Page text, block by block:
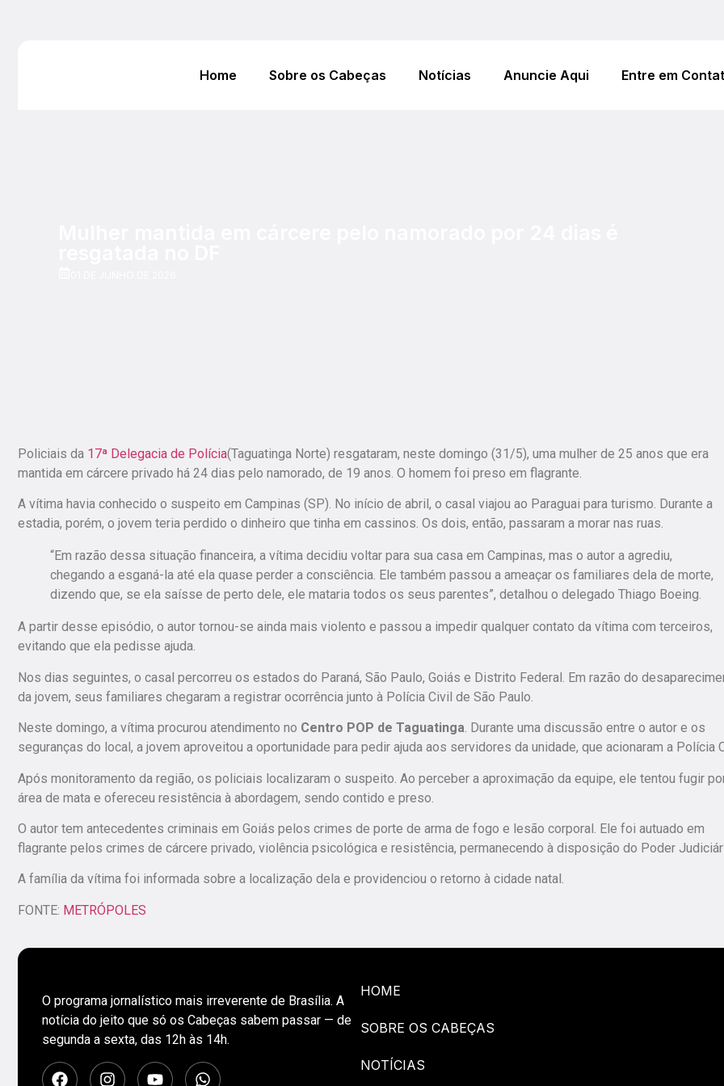
Home Sobre os Cabeças Notícias Anuncie Aqui Entre em
Policiais da 17ª Delegacia de Polícia(Taguatinga Norte) resgataram, neste domingo (31/5), uma mulher de 25 anos que era
mantida em cárcere privado há 24 dias pelo namorado, de 19 anos. O homem foi preso em flagrante.
A vítima havia conhecido o suspeito em Campinas (SP). No início de abril, o casal viajou ao Paraguai para turismo. Durante a
estadia, porém, o jovem teria perdido o dinheiro que tinha em cassinos. Os dois, então, passaram a morar nas ruas.
“Em razão dessa situação financeira, a vítima decidiu voltar para sua casa em Campinas, mas o autor a agrediu,
chegando a esganá-la até ela quase perder a consciência. Ele também passou a ameaçar os familiares dela de morte,
dizendo que, se ela saísse de perto dele, ele mataria todos os seus parentes”, detalhou o delegado Thiago Boeing.
A partir desse episódio, o autor tornou-se ainda mais violento e passou a impedir qualquer contato da vítima com terceiros,
evitando que ela pedisse ajuda.
Nos dias seguintes, o casal percorreu os estados do Paraná, São Paulo, Goiás e Distrito Federal . Em razão do
da jovem, seus familiares chegaram a registrar ocorrência junto à Polícia Civil de São Paulo.
Neste domingo, a vítima procurou atendimento no Centro POP de Taguatinga. Durante uma discussão entre o autor e os
seguranças do local, a jovem aproveitou a oportunidade para pedir ajuda aos servidores da unidade, que acionaram a Polícia
Após monitoramento da região, os policiais localizaram o suspeito. Ao perceber a aproximação da equipe, ele tentou fugir
área de mata e ofereceu resistência à abordagem, sendo contido e preso.
O autor tem antecedentes criminais em Goiás pelos crimes de porte de arma de fogo e lesão corporal. Ele foi autuado em
flagrante pelos crimes de cárcere privado, violência psicológica e resistência, permanecendo à disposição do Poder
A família da vítima foi informada sobre a localização dela e providenciou o retorno à cidade natal.
FONTE: METRÓPOLES
O programa jornalístico mais irreverente de Brasília. A
notícia do jeito que só os Cabeças sabem passar — de
segunda a sexta, das 12h às 14h.
HOME
SOBRE OS CABEÇAS
NOTÍCIAS